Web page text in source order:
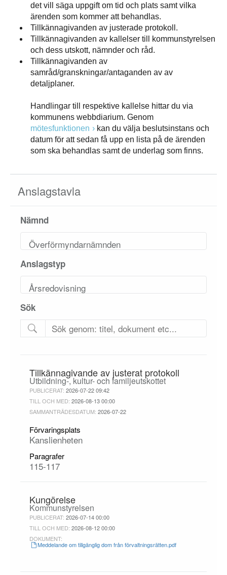
det vill säga uppgift om tid och plats samt vilka
ärenden som kommer att behandlas.
Tillkännagivanden av justerade protokoll.
Tillkännagivanden av kallelser till kommunstyrelsen
och dess utskott, nämnder och råd.
Tillkännagivanden av
samråd/granskningar/antaganden av av
detaljplaner.
Handlingar till respektive kallelse hittar du via
kommunens webbdiarium. Genom
mötesfunktionen
kan du välja beslutsinstans och
datum för att sedan få upp en lista på de ärenden
som ska behandlas samt de underlag som finns.